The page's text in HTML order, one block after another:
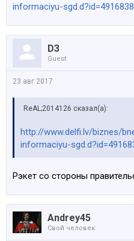
informaciyu-
D3
Guest
23 авг 2017
ReAL;2014126 сказал(а):
http://www.delfi.lv/biznes/
informaciyu-
Рэкет со стороны
Andrey45
Свой человек